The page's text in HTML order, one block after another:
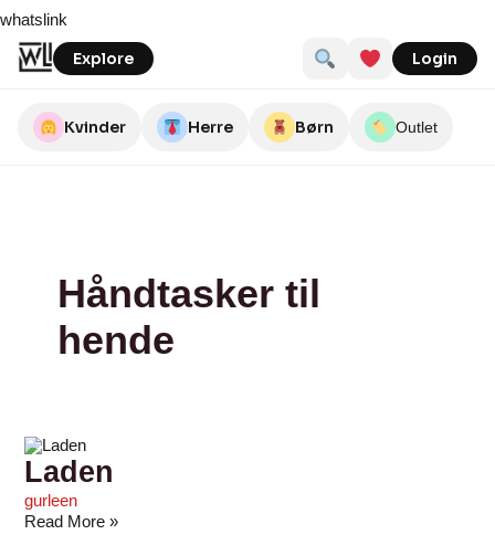
to
content
whatslink
Explore Login
Kvinder Herre Børn Outlet
Håndtasker til
hende
Laden
gurleen
Read More »